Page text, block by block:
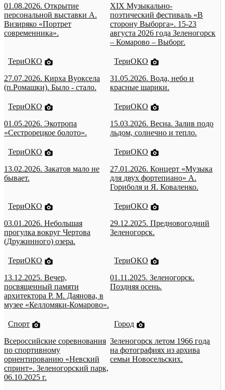
01.08.2026. Открытие
персональной выставки А.
Визиряко «Портрет
современника».
XIX Музыкально-
поэтический фестиваль «В
сторону Выборга». 15-23
августа 2026 года Зеленогорск
– Комарово – Выборг.
ТериОКО
27.07.2026. Кирха Вуоксела
(п.Ромашки). Было - стало.
ТериОКО
31.05.2026. Вода, небо и
красные шарики.
ТериОКО
01.05.2026. Экотропа
«Сестрорецкое болото».
ТериОКО
15.03.2026. Весна. Залив подо
льдом, солнечно и тепло.
ТериОКО
13.02.2026. Закатов мало не
бывает.
ТериОКО
27.01.2026. Концерт «Музыка
для двух фортепиано» А.
Гориболя и Я. Коваленко.
ТериОКО
03.01.2026. Небольшая
прогулка вокруг Чертова
(Дружинного) озера.
ТериОКО
29.12.2025. Предновогодний
Зеленогорск.
ТериОКО
13.12.2025. Вечер,
посвященный памяти
архитектора Р. М. Даянова, в
музее «Келломяки-Комарово».
ТериОКО
01.11.2025. Зеленогорск.
Поздняя осень.
Спорт
Всероссийские соревнования
по спортивному
ориентированию «Невский
спринт». Зеленогорский парк,
06.10.2025 г.
Город
Зеленогорск летом 1966 года
на фотографиях из архива
семьи Новосельских.